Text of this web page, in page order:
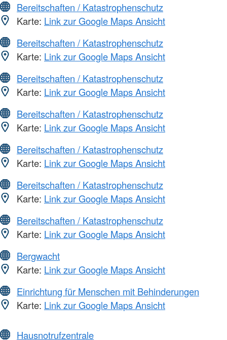
Bereitschaften / Katastrophenschutz
Karte: Link zur Google Maps Ansicht
Bereitschaften / Katastrophenschutz
Karte: Link zur Google Maps Ansicht
Bereitschaften / Katastrophenschutz
Karte: Link zur Google Maps Ansicht
Bereitschaften / Katastrophenschutz
Karte: Link zur Google Maps Ansicht
Bereitschaften / Katastrophenschutz
Karte: Link zur Google Maps Ansicht
Bereitschaften / Katastrophenschutz
Karte: Link zur Google Maps Ansicht
Bereitschaften / Katastrophenschutz
Karte: Link zur Google Maps Ansicht
Bergwacht
Karte: Link zur Google Maps Ansicht
Einrichtung für Menschen mit Behinderungen
Karte: Link zur Google Maps Ansicht
Hausnotrufzentrale